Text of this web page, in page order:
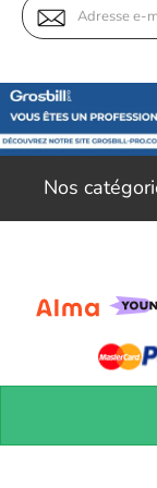
Le HTC
compatible avec la
l'utilisateur de se
le HTC Advantage
distance par Wi-Fi
En conclusion, le
contrôle puissant
fiable avec son
mouvement et sa
qualité de vidéo
amplifiée avec
Bluetooth. De plus,
Nos
Conditions générales
Vos